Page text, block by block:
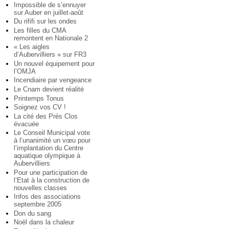
Impossible de s’ennuyer
sur Auber en juillet-août
Du rififi sur les ondes
Les filles du CMA
remontent en Nationale 2
« Les aigles
d’Aubervilliers » sur FR3
Un nouvel équipement pour
l’OMJA
Incendiaire par vengeance
Le Cnam devient réalité
Printemps Tonus
Soignez vos CV !
La cité des Prés Clos
évacuée
Le Conseil Municipal vote
à l’unanimité un vœu pour
l’implantation du Centre
aquatique olympique à
Aubervilliers
Pour une participation de
l’Etat à la construction de
nouvelles classes
Infos des associations
septembre 2005
Don du sang
Noël dans la chaleur